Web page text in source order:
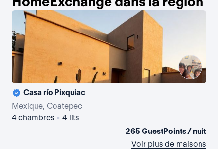
Casa río Pixquiac
Mexique, Coatepec
4 chambres • 4 lits
265 GuestPoints / nuit
Voir plus de maisons